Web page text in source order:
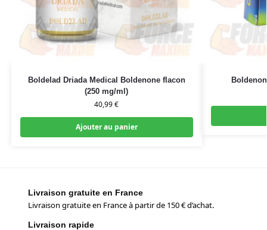
Boldelad Driada Medical Boldenone flacon
(250 mg/ml)
40,99€
Ajouter au panier
Livraison gratuite en France
Livraison gratuite en France à partir de 150 € d’achat.
Livraison rapide